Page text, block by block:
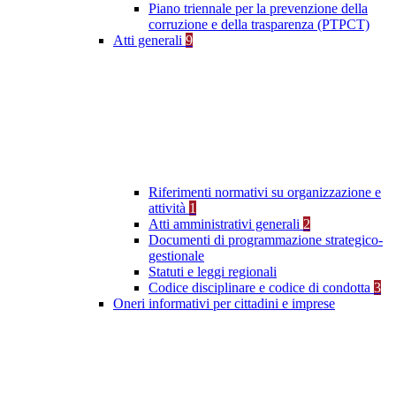
Piano triennale per la prevenzione della
corruzione e della trasparenza (PTPCT)
Atti generali 9
Riferimenti normativi su organizzazione e
attività 1
Atti amministrativi generali 2
Documenti di programmazione strategico-
gestionale
Statuti e leggi regionali
Codice disciplinare e codice di condotta 3
Oneri informativi per cittadini e imprese